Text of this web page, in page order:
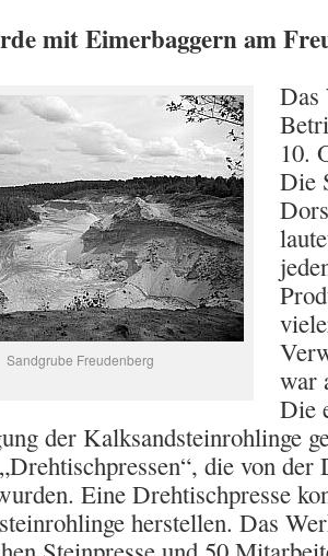
mit Eimerbaggern am
Sandgrube Freudenberg
Das
10.
Die
war
Die
der Kalksandsteinrohlinge
die von
Eine Drehtischpresse
herstellen. Das